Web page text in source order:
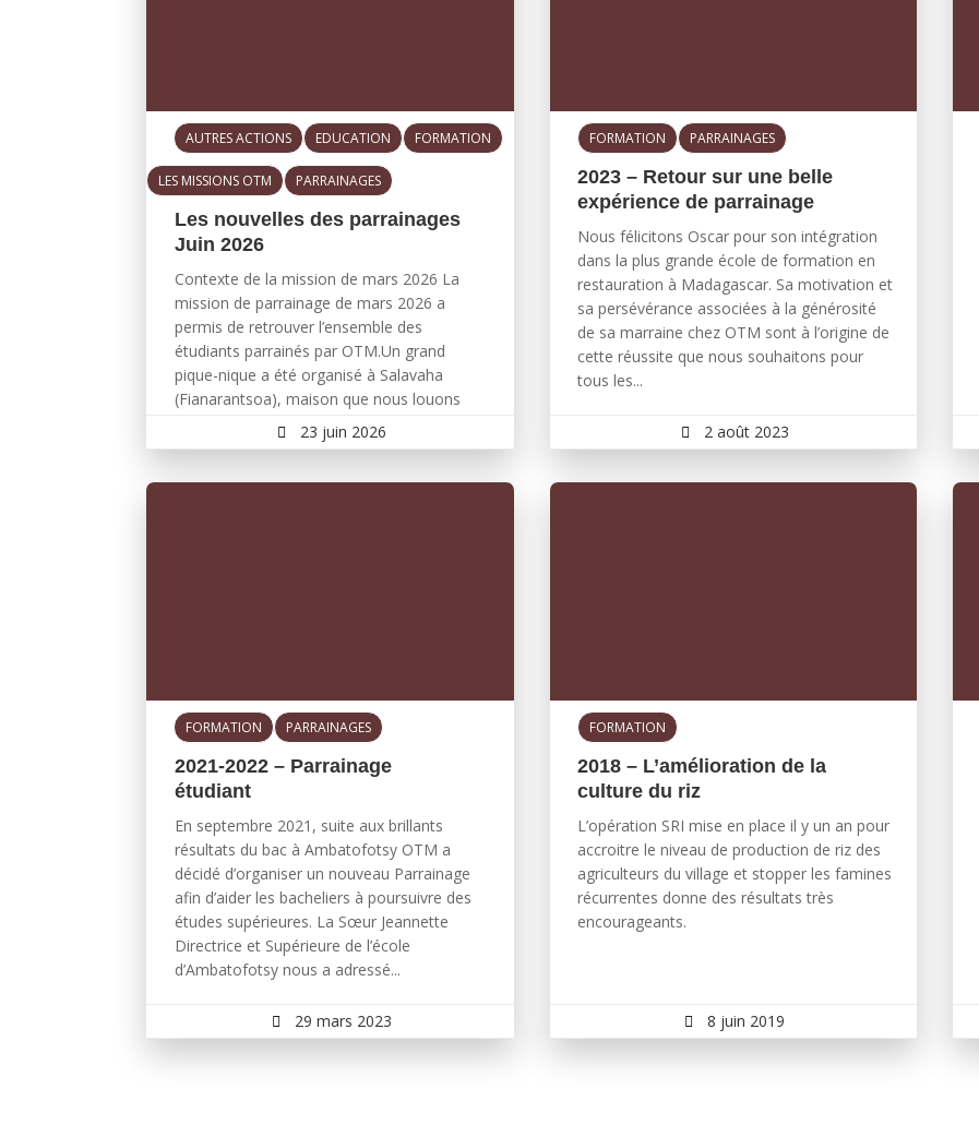
AUTRES ACTIONS EDUCATION FORMATION
LES MISSIONS OTM PARRAINAGES
Les nouvelles des parrainages
Juin 2026
23 juin 2026
Contexte de la mission de mars 2026 La
mission de parrainage de mars 2026 a
permis de retrouver l’ensemble des
étudiants parrainés par OTM.Un grand
pique-nique a été organisé à Salavaha
(Fianarantsoa), maison que nous louons
pour 9 de nos étudiants et qui nous a...
FORMATION PARRAINAGES
2023 – Retour sur une belle
expérience de parrainage
2 août 2023
Nous félicitons Oscar pour son intégration
dans la plus grande école de formation en
restauration à Madagascar. Sa motivation et
sa persévérance associées à la générosité
de sa marraine chez OTM sont à l’origine de
cette réussite que nous souhaitons pour
tous les...
FORMATION PARRAINAGES
2021-2022 – Parrainage
étudiant
29 mars 2023
En septembre 2021, suite aux brillants
résultats du bac à Ambatofotsy OTM a
décidé d’organiser un nouveau Parrainage
afin d’aider les bacheliers à poursuivre des
études supérieures. La Sœur Jeannette
Directrice et Supérieure de l’école
d’Ambatofotsy nous a adressé...
FORMATION
2018 – L’amélioration de la
culture du riz
8 juin 2019
L’opération SRI mise en place il y un an pour
accroitre le niveau de production de riz des
agriculteurs du village et stopper les famines
récurrentes donne des résultats très
encourageants.